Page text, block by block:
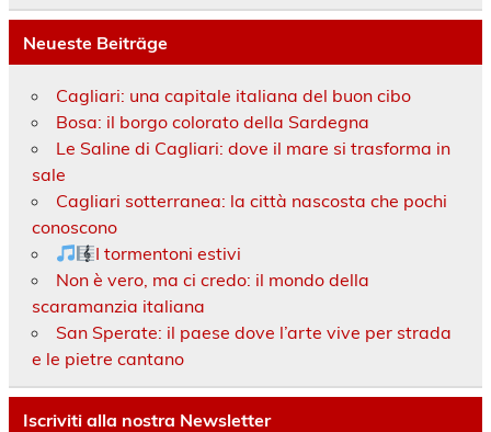
Neueste Beiträge
Cagliari: una capitale italiana del buon cibo
Bosa: il borgo colorato della Sardegna
Le Saline di Cagliari: dove il mare si trasforma in
sale
Cagliari sotterranea: la città nascosta che pochi
conoscono
I tormentoni estivi
Non è vero, ma ci credo: il mondo della
scaramanzia italiana
San Sperate: il paese dove l’arte vive per strada
e le pietre cantano
Iscriviti alla nostra Newsletter